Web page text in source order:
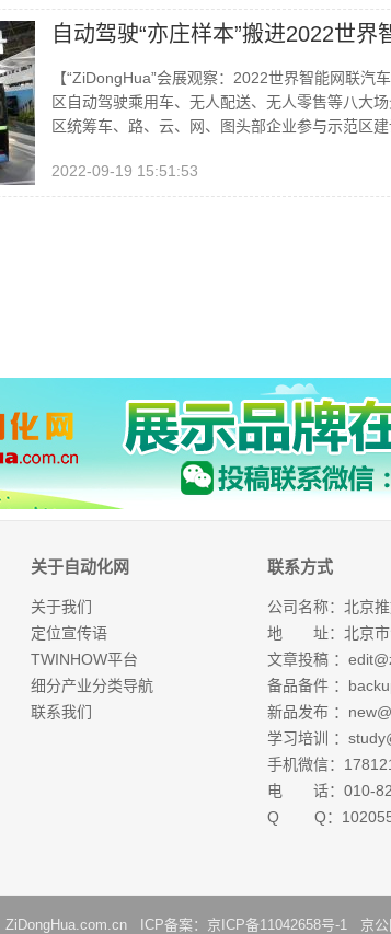
自动驾驶“亦庄样本”搬进2022世界
【“ZiDongHua”会展观察：2022世界智能网联
区自动驾驶乘用车、无人配送、无人零售等八大
区统筹车、路、云、网、图头部企业参与示范区
2022-09-19 15:51:53
关于自动化网
关于我们
定位宣传语
TWINHOW平台
细分产业分类导航
联系我们
联系方式
公司名称：北京
地 址：北京市
文章投稿 ：
备品备件 ：
新品发布 ：
学习培训 ：
手机微信：
电 话：010-
Q Q：
ZiDongHua.com.cn ICP备案： 京ICP备11042658号-1 京公